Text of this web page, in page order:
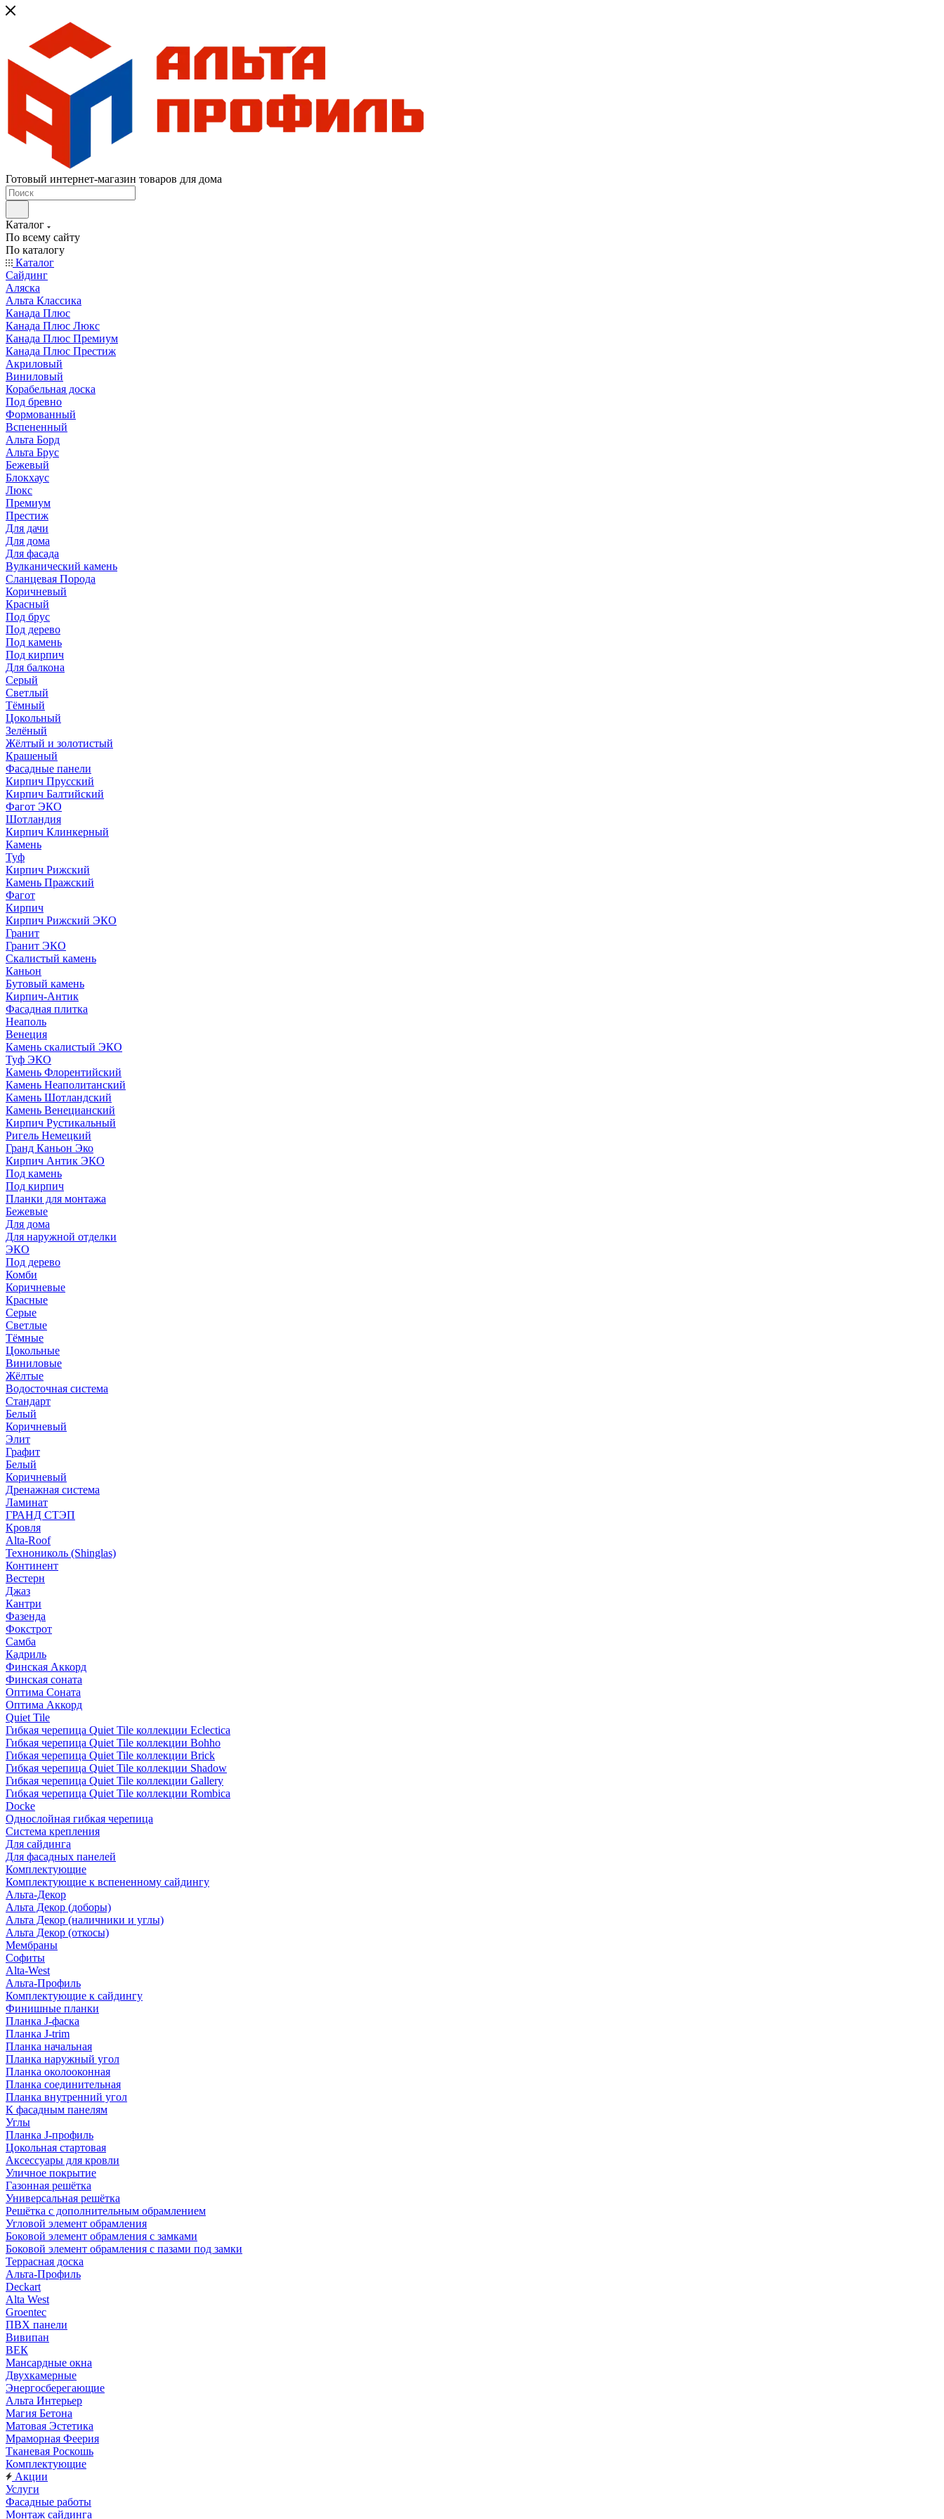
Готовый интернет-магазин товаров для дома
Каталог
По всему сайту
По каталогу
Каталог
Сайдинг
Аляска
Альта Классика
Канада Плюс
Канада Плюс Люкс
Канада Плюс Премиум
Канада Плюс Престиж
Акриловый
Виниловый
Корабельная доска
Под бревно
Формованный
Вспененный
Альта Борд
Альта Брус
Бежевый
Блокхаус
Люкс
Премиум
Престиж
Для дачи
Для дома
Для фасада
Вулканический камень
Сланцевая Порода
Коричневый
Красный
Под брус
Под дерево
Под камень
Под кирпич
Для балкона
Серый
Светлый
Тёмный
Цокольный
Зелёный
Жёлтый и золотистый
Крашеный
Фасадные панели
Кирпич Прусский
Кирпич Балтийский
Фагот ЭКО
Шотландия
Кирпич Клинкерный
Камень
Туф
Кирпич Рижский
Камень Пражский
Фагот
Кирпич
Кирпич Рижский ЭКО
Гранит
Гранит ЭКО
Скалистый камень
Каньон
Бутовый камень
Кирпич-Антик
Фасадная плитка
Неаполь
Венеция
Камень скалистый ЭКО
Туф ЭКО
Камень Флорентийский
Камень Неаполитанский
Камень Шотландский
Камень Венецианский
Кирпич Рустикальный
Ригель Немецкий
Гранд Каньон Эко
Кирпич Антик ЭКО
Под камень
Под кирпич
Планки для монтажа
Бежевые
Для дома
Для наружной отделки
ЭКO
Под дерево
Комби
Коричневые
Красные
Серые
Светлые
Тёмные
Цокольные
Виниловые
Жёлтые
Водосточная система
Стандарт
Белый
Коричневый
Элит
Графит
Белый
Коричневый
Дренажная система
Ламинат
ГРАНД СТЭП
Кровля
Alta-Roof
Технониколь (Shinglas)
Континент
Вестерн
Джаз
Кантри
Фазенда
Фокстрот
Самба
Кадриль
Финская Аккорд
Финская соната
Оптима Соната
Оптима Аккорд
Quiet Tile
Гибкая черепица Quiet Tile коллекции Eclectica
Гибкая черепица Quiet Tile коллекции Bohho
Гибкая черепица Quiet Tile коллекции Brick
Гибкая черепица Quiet Tile коллекции Shadow
Гибкая черепица Quiet Tile коллекции Gallery
Гибкая черепица Quiet Tile коллекции Rombica
Docke
Однослойная гибкая черепица
Система крепления
Для сайдинга
Для фасадных панелей
Комплектующие
Комплектующие к вспененному сайдингу
Альта-Декор
Альта Декор (доборы)
Альта Декор (наличники и углы)
Альта Декор (откосы)
Мембраны
Софиты
Alta-West
Альта-Профиль
Комплектующие к сайдингу
Финишные планки
Планка J-фаска
Планка J-trim
Планка начальная
Планка наружный угол
Планка околооконная
Планка соединительная
Планка внутренний угол
К фасадным панелям
Углы
Планка J-профиль
Цокольная стартовая
Аксессуары для кровли
Уличное покрытие
Газонная решётка
Универсальная решётка
Решётка с дополнительным обрамлением
Угловой элемент обрамления
Боковой элемент обрамления с замками
Боковой элемент обрамления с пазами под замки
Террасная доска
Альта-Профиль
Deckart
Alta West
Groentec
ПВХ панели
Вивипан
ВЕК
Мансардные окна
Двухкамерные
Энергосберегающие
Альта Интерьер
Магия Бетона
Матовая Эстетика
Мраморная Феерия
Тканевая Роскошь
Комплектующие
Акции
Услуги
Фасадные работы
Монтаж сайдинга